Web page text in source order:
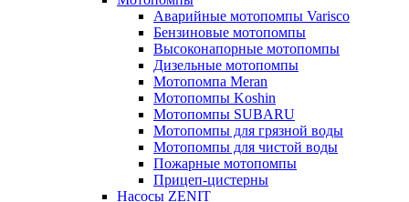
Аварийные мотопомпы Varisco
Бензиновые мотопомпы
Высоконапорные мотопомпы
Дизельные мотопомпы
Мотопомпа Meran
Мотопомпы Koshin
Мотопомпы SUBARU
Мотопомпы для грязной воды
Мотопомпы для чистой воды
Пожарные мотопомпы
Прицеп-цистерны
Насосы ZENIT